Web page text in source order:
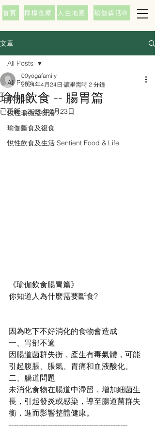
首頁 檸檬食療 人生地圖 瑜伽森活@
文章
All Posts
教學影片
悅性瑜伽蔬食譜
瑜伽斷食及復食
悅性飲食及生活 Sentient Food & Life
All Posts
瑜伽飲食 -- 腸胃篇
00yogafamily
2024年4月24日 讀畢需時 2 分鐘
已更新：2025年2月23日
《瑜伽飲食腸胃篇》
你知道人為什麼需要斷食?
因為吃下不好消化的食物會造成
一、胃部不適
因腸道菌群失衡，產生有毒氣體，可能
引起腹脹、脹氣、胃痛和血液酸化。
二、腸道問題
未消化食物在腸道中滯留，增加細菌生
長，引起發炎或感染，導至腸道菌群失
衡，進而影響整體健康。
-------------------------------------------------